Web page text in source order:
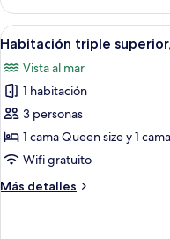
triple
Deluxe,
vista
mar
Abrir
todas
las
fotos
de
Habitación
triple
vista
1
Habitación triple
Vista al mar
1 habitación
3 personas
1 cama Queen size y 1
Wifi gratuito
Más detalles
Más